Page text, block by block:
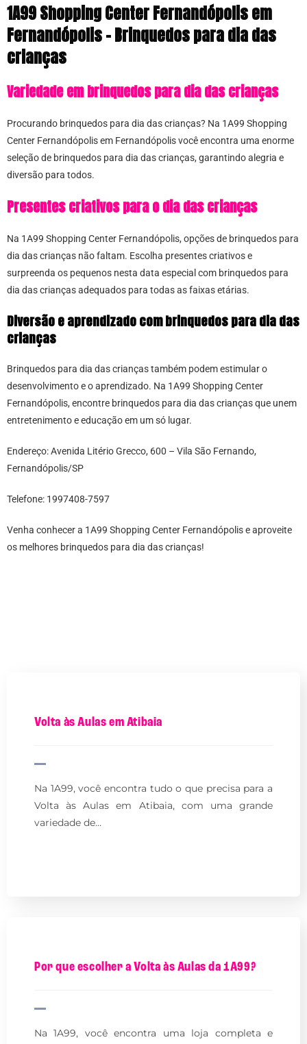
1A99 Shopping Center Fernandópolis em
Fernandópolis – Brinquedos para dia das
crianças
Variedade em brinquedos para dia das crianças
Procurando brinquedos para dia das crianças? Na 1A99 Shopping
Center Fernandópolis em Fernandópolis você encontra uma enorme
seleção de brinquedos para dia das crianças, garantindo alegria e
diversão para todos.
Presentes criativos para o dia das crianças
Na 1A99 Shopping Center Fernandópolis, opções de brinquedos para
dia das crianças não faltam. Escolha presentes criativos e
surpreenda os pequenos nesta data especial com brinquedos para
dia das crianças adequados para todas as faixas etárias.
Diversão e aprendizado com brinquedos para dia das
crianças
Brinquedos para dia das crianças também podem estimular o
desenvolvimento e o aprendizado. Na 1A99 Shopping Center
Fernandópolis, encontre brinquedos para dia das crianças que unem
entretenimento e educação em um só lugar.
Endereço: Avenida Litério Grecco, 600 – Vila São Fernando,
Fernandópolis/SP
Telefone: 1997408-7597
Venha conhecer a 1A99 Shopping Center Fernandópolis e aproveite
os melhores brinquedos para dia das crianças!
Volta às Aulas em Atibaia
Na 1A99, você encontra tudo o que precisa para a
Volta às Aulas em Atibaia, com uma grande
variedade de…
Por que escolher a Volta às Aulas da 1A99?
Na 1A99, você encontra uma loja completa e